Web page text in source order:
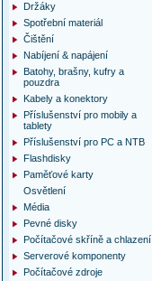
Držáky
Spotřební materiál
Čištění
Nabíjení & napájení
Batohy, brašny, kufry a
pouzdra
Kabely a konektory
Příslušenství pro mobily a
tablety
Příslušenství pro PC a NTB
Flashdisky
Paměťové karty
Osvětlení
Média
Pevné disky
Počítačové skříně a chlazení
Serverové komponenty
Počítačové zdroje